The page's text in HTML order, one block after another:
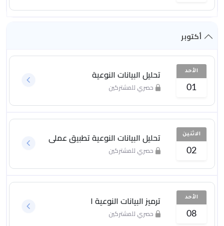
أكتوبر
الأحد
01
تحليل البيانات النوعية
حصري للمشتركين
الاثنين
02
تحليل البيانات النوعية تطبيق عملي
حصري للمشتركين
الأحد
08
ترميز البيانات النوعية ١
حصري للمشتركين